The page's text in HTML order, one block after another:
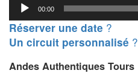
00:00
Réserver une date ?
Un circuit personnalisé ?
Andes Authentiques Tours